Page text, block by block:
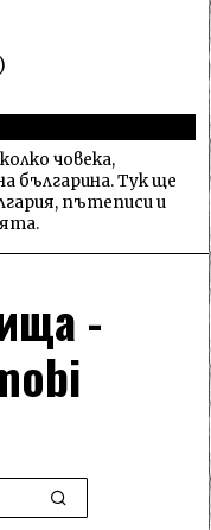
човека,
българина. Тук ще
пътеписи и
-